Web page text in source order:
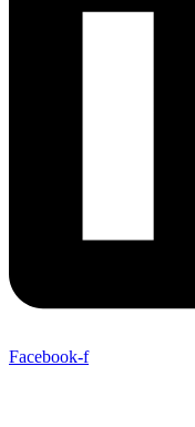
Facebook-f